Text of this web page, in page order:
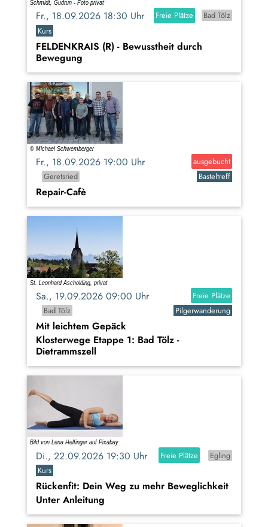
Fr., 18.09.2026 18:30 Uhr Freie Plätze
Bad Tölz
Kurs
FELDENKRAIS (R) - Bewusstheit durch
Bewegung
Fr., 18.09.2026 19:00 Uhr
ausgebucht
Geretsried
Basteltreff
Repair-Cafè
Sa., 19.09.2026 09:00 Uhr
Freie Plätze
Bad Tölz
Pilgerwanderung
Mit leichtem Gepäck
Klosterwege Etappe 1: Bad Tölz -
Dietrammszell
Di., 22.09.2026 19:30 Uhr Freie Plätze
Egling
Kurs
Rückenfit: Dein Weg zu mehr Beweglichkeit
Unter Anleitung